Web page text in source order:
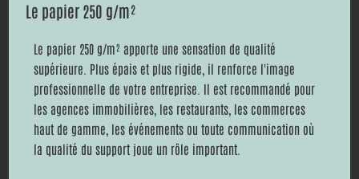
Le papier 250 g/m²
Le papier 250 g/m² apporte une sensation de qualité
supérieure. Plus épais et plus rigide, il renforce l'image
professionnelle de votre entreprise. Il est recommandé pour
les agences immobilières, les restaurants, les commerces
haut de gamme, les événements ou toute communication où
la qualité du support joue un rôle important.